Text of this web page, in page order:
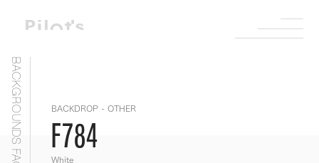
BACKGROUNDS FACTORY BACKDROP - OTHER
F784
White